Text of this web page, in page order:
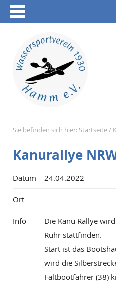
Sie befinden sich hier: Startseite/
Kanurallye
Datum 24.04.2022
Ort
Info
Die Kanu Rallye
Ruhr stattfinden.
Start ist das
wird die
Faltbootfahrer (38)